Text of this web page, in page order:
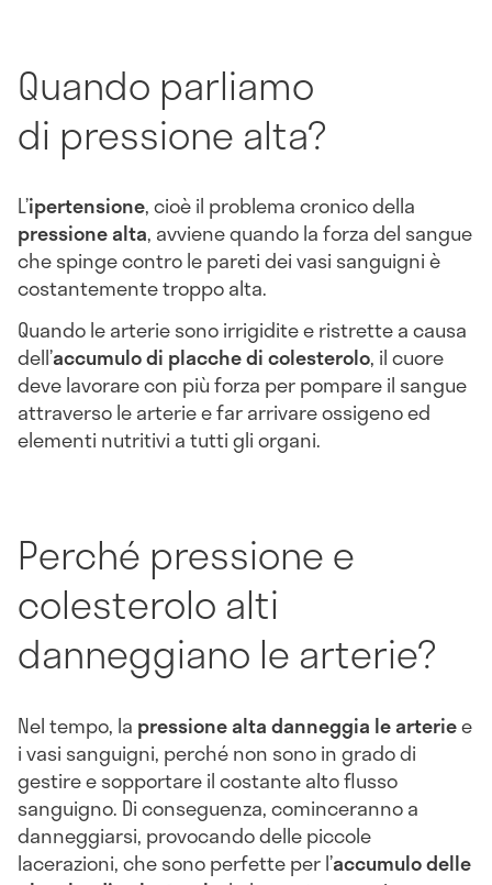
Quando parliamo
di pressione alta?
L’ipertensione, cioè il problema cronico della
pressione alta, avviene quando la forza del sangue
che spinge contro le pareti dei vasi sanguigni è
costantemente troppo alta.
Quando le arterie sono irrigidite e ristrette a causa
dell’accumulo di placche di colesterolo, il cuore
deve lavorare con più forza per pompare il sangue
attraverso le arterie e far arrivare ossigeno ed
elementi nutritivi a tutti gli organi.
Perché pressione e
colesterolo alti
danneggiano le arterie?
Nel tempo, la pressione alta danneggia le arteriee
i vasi sanguigni, perché non sono in grado di
gestire e sopportare il costante alto flusso
sanguigno. Di conseguenza, cominceranno a
danneggiarsi, provocando delle piccole
lacerazioni, che sono perfette per l’accumulo delle